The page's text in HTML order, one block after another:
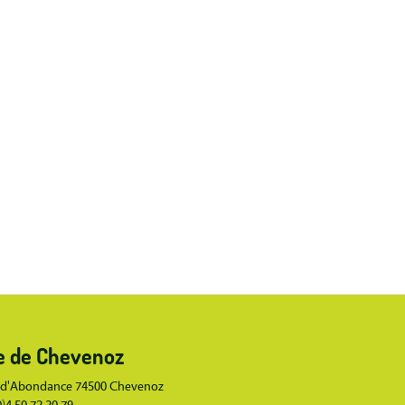
de Chevenoz
74500 Chevenoz